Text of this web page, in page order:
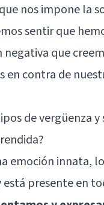
que nos impone la
sentir que
que
en contra de
de vergüenza
emoción innata,
presente en